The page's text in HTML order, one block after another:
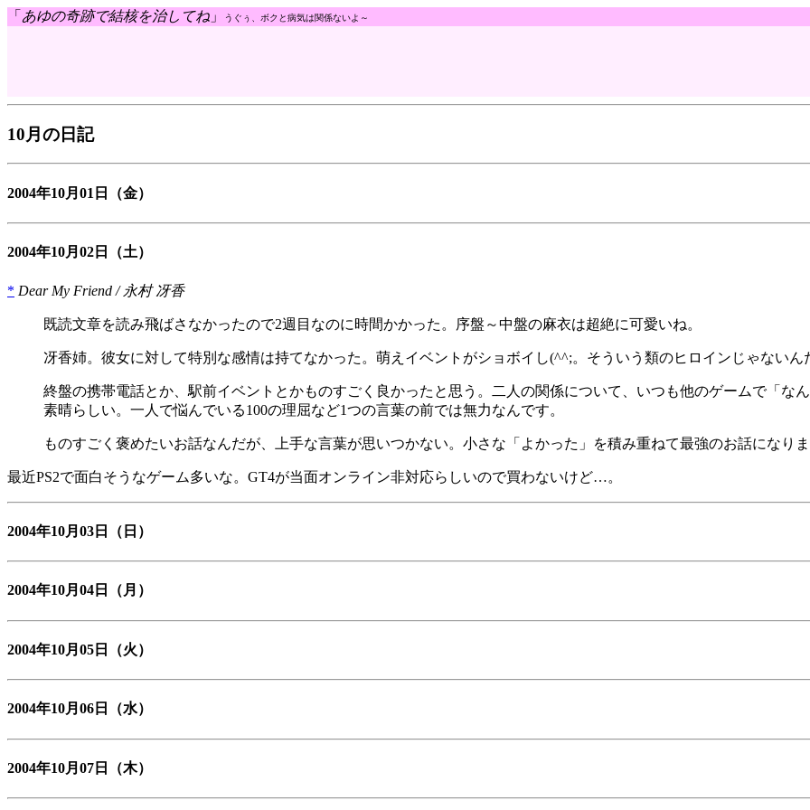
「 あゆの奇跡で結核を治してね 」 うぐぅ、ボクと病気は関係ないよ～
10月の日記
2004年10月01日 （金）
2004年10月02日 （土）
* Dear My Friend / 永村 冴香
既読文章を読み飛ばさなかったので2週目なのに時間かかった。序盤～中盤の麻衣は超絶に可愛いね。
冴香姉。彼女に対して特別な感情は持てなかった。萌えイベントがショボイし(^^;。そういう類のヒロインじゃない
終盤の携帯電話とか、駅前イベントとかものすごく良かったと思う。二人の関係について、いつも他のゲームで「
素晴らしい。一人で悩んでいる100の理屈など1つの言葉の前では無力なんです。
ものすごく褒めたいお話なんだが、上手な言葉が思いつかない。小さな「よかった」を積み重ねて最強のお話になり
最近PS2で面白そうなゲーム多いな。GT4が当面オンライン非対応らしいので買わないけど…。
2004年10月03日 （日）
2004年10月04日 （月）
2004年10月05日 （火）
2004年10月06日 （水）
2004年10月07日 （木）